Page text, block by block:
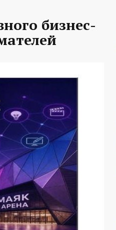
бизнес-